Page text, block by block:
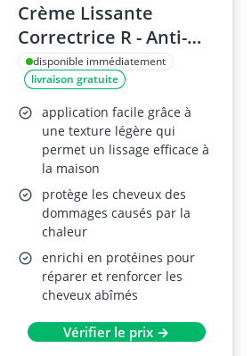
Crème Lissante
Correctrice R - Anti-
frisottis
disponible immédiatement
livraison gratuite
application facile grâce à
une texture légère qui
permet un lissage efficace à
la maison
protège les cheveux des
dommages causés par la
chaleur
enrichi en protéines pour
réparer et renforcer les
cheveux abîmés
Vérifier le prix →